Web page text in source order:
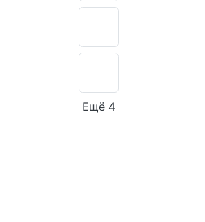
Ещё 4